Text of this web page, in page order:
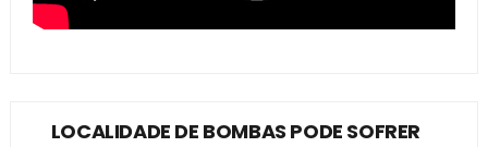
LOCALIDADE DE BOMBAS PODE SOFRER